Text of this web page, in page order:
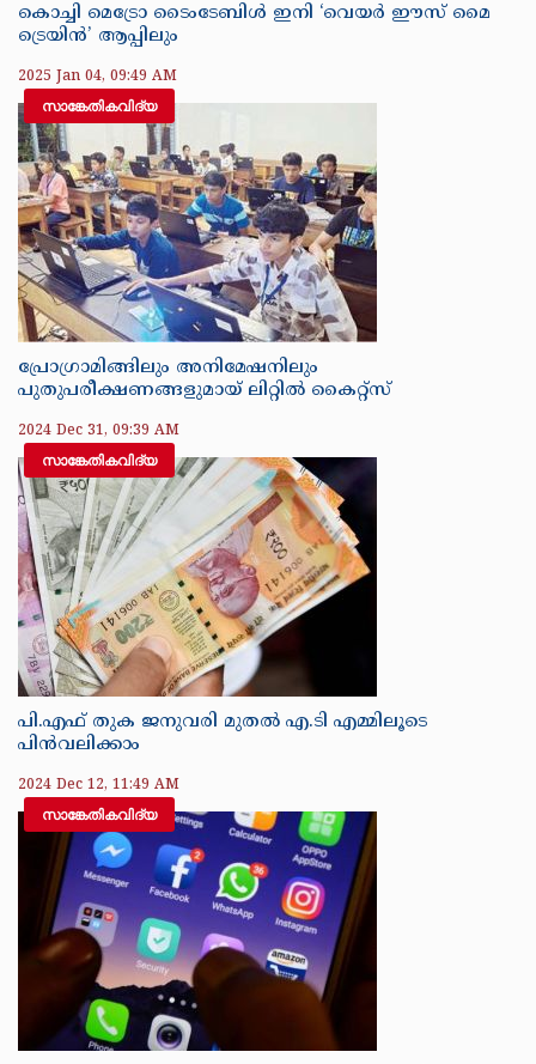
കൊച്ചി മെട്രോ ടൈംടേബിൾ ഇനി ‘വെയർ ഈസ് മൈ
ട്രെയിൻ’ ആപ്പിലും
2025 Jan 04, 09:49 AM
സാങ്കേതികവിദ്യ
പ്രോഗ്രാമിങ്ങിലും അനിമേഷനിലും
പുതുപരീക്ഷണങ്ങളുമായ് ലിറ്റിൽ കൈറ്റ്‌സ്
2024 Dec 31, 09:39 AM
സാങ്കേതികവിദ്യ
പി.എഫ് തുക ജനുവരി മുതല്‍ എ.ടി എമ്മിലൂടെ
പിന്‍വലിക്കാം
2024 Dec 12, 11:49 AM
സാങ്കേതികവിദ്യ